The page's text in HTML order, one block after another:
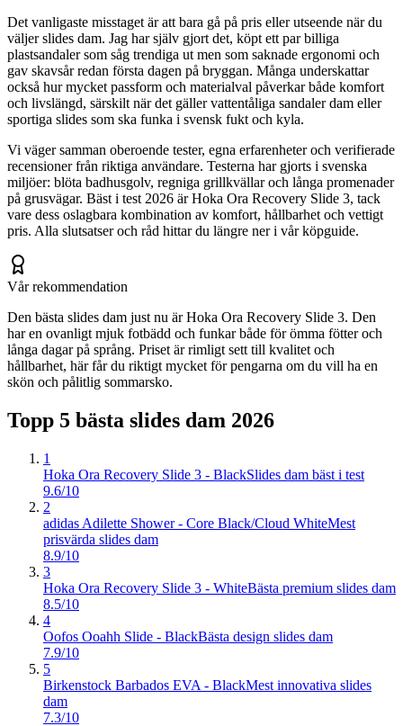
Det vanligaste misstaget är att bara gå på pris eller utseende när du
väljer slides dam. Jag har själv gjort det, köpt ett par billiga
plastsandaler som såg trendiga ut men som saknade ergonomi och
gav skavsår redan första dagen på bryggan. Många underskattar
också hur mycket passform och materialval påverkar både komfort
och livslängd, särskilt när det gäller vattentåliga sandaler dam eller
sportiga slides som ska funka i svensk fukt och kyla.
Vi väger samman oberoende tester, egna erfarenheter och verifierade
recensioner från riktiga användare. Testerna har gjorts i svenska
miljöer: blöta badhusgolv, regniga grillkvällar och långa promenader
på grusvägar. Bäst i test 2026 är Hoka Ora Recovery Slide 3, tack
vare dess oslagbara kombination av komfort, hållbarhet och vettigt
pris. Alla slutsatser och råd hittar du längre ner i vår köpguide.
Vår rekommendation
Den bästa slides dam just nu är Hoka Ora Recovery Slide 3. Den
har en ovanligt mjuk fotbädd och funkar både för ömma fötter och
långa dagar på språng. Priset är rimligt sett till kvalitet och
hållbarhet, här får du riktigt mycket för pengarna om du vill ha en
skön och pålitlig sommarsko.
Topp 5 bästa slides dam 2026
1
Hoka Ora Recovery Slide 3 - BlackSlides dam bäst i test
9.6/10
2
adidas Adilette Shower - Core Black/Cloud WhiteMest
prisvärda slides dam
8.9/10
3
Hoka Ora Recovery Slide 3 - WhiteBästa premium slides dam
8.5/10
4
Oofos Ooahh Slide - BlackBästa design slides dam
7.9/10
5
Birkenstock Barbados EVA - BlackMest innovativa slides
dam
7.3/10